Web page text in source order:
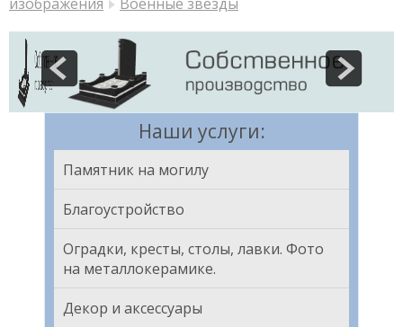
Наши услуги:
Памятник на могилу
Благоустройство
Оградки, кресты, столы, лавки. Фото
на металлокерамике.
Декор и аксессуары